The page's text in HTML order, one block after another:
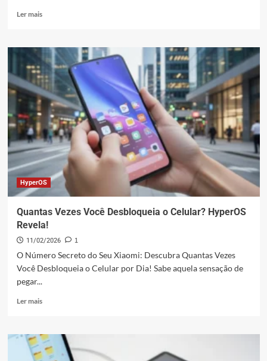
Ler maisLeia
HyperOS
4:
IA
Nativa
Revoluciona
Smartphones
Xiaomi
HyperOS
Quantas Vezes Você Desbloqueia o Celular? HyperOS
Revela!
11/02/2026 1
O Número Secreto do Seu Xiaomi: Descubra Quantas Vezes
Você Desbloqueia o Celular por Dia! Sabe aquela sensação de
pegar...
Ler maisLeia
Quantas
Vezes
Você